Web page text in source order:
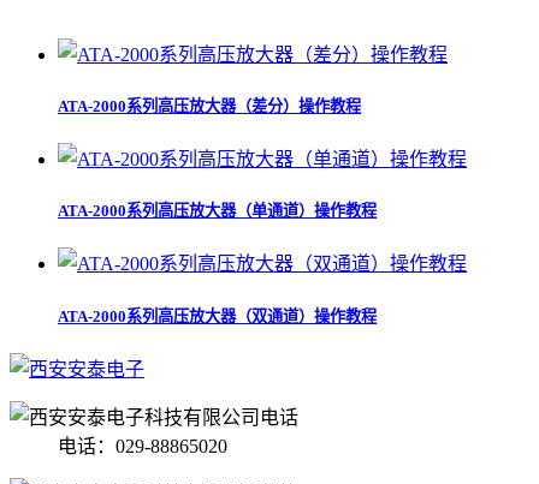
ATA-2000系列高压放大器（差分）操作教程
ATA-2000系列高压放大器（单通道）操作教程
ATA-2000系列高压放大器（双通道）操作教程
电话：029-88865020